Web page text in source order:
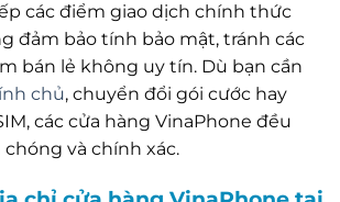
các điểm giao dịch chính thức
đảm bảo tính bảo mật, tránh các
bán lẻ không uy tín. Dù bạn cần
chủ, chuyển đổi gói cước hay
các cửa hàng VinaPhone đều
và chính xác.